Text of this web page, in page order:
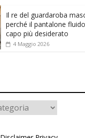
Il re del guardaroba
perché il pantalone
capo più desiderato
4 Maggio 2026